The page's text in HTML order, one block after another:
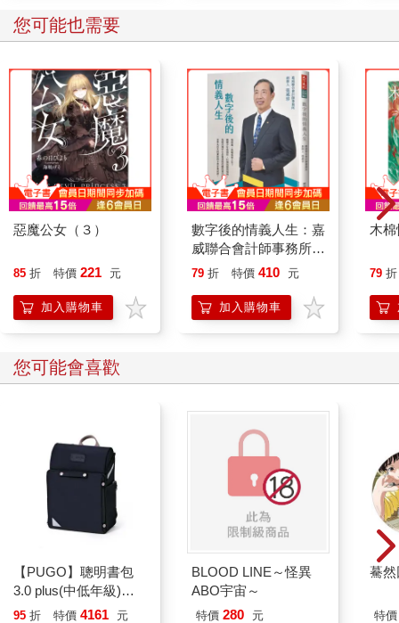
您可能也需要
惡魔公女（３）
85 折 特價 221 元
加入購物車
數字後的情義人生：嘉
威聯合會計師事務所創
辦人張威珍的故事
79 折 特價 410 元
加入購物車
木
79 折
您可能會喜歡
【PUGO】聰明書包
3.0 plus(中低年級)酷
黑 全新進化玩美上市
95 折 特價 4161 元
BLOOD LINE～怪異
ABO宇宙～
特價 280 元
驀
特價